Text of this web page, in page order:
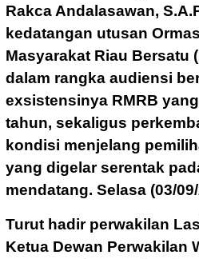
Rakca Andalasawan,
kedatangan utusan
Masyarakat Riau Bersatu
dalam rangka audiensi
exsistensinya RMRB
tahun, sekaligus
kondisi menjelang
yang digelar serentak
mendatang. Selasa (03/
Turut hadir perwakilan
Ketua Dewan Perwakilan